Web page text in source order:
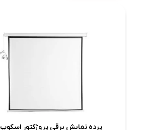
پرده نمایش برقی پروژکتور اسکوپ 2×2